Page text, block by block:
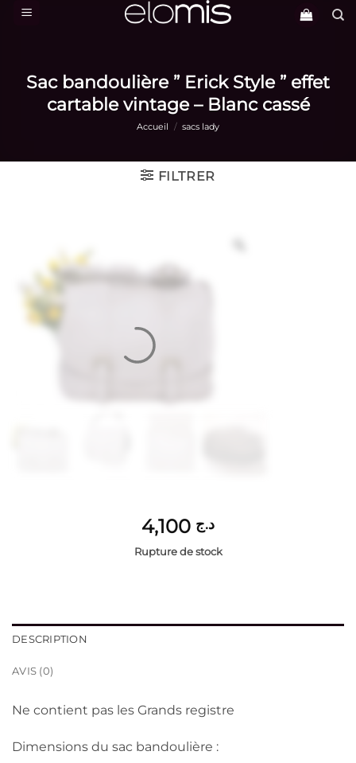
Passer
Sac bandoulière ” Erick Style ” effet
cartable vintage – Blanc cassé
Accueil / sacs lady
FILTRER
د.ج
Rupture de stock
DESCRIPTION
AVIS (0)
Ne contient pas les Grands registre
Dimensions du sac bandoulière :